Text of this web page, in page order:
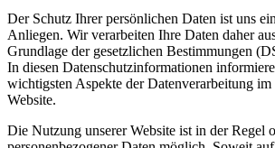
Der Schutz Ihrer persönlichen Daten ist uns
Anliegen. Wir verarbeiten Ihre Daten daher
Grundlage der gesetzlichen Bestimmungen
In diesen Datenschutzinformationen
wichtigsten Aspekte der Datenverarbeitung im
Website.
Die Nutzung unserer Website ist in der Regel